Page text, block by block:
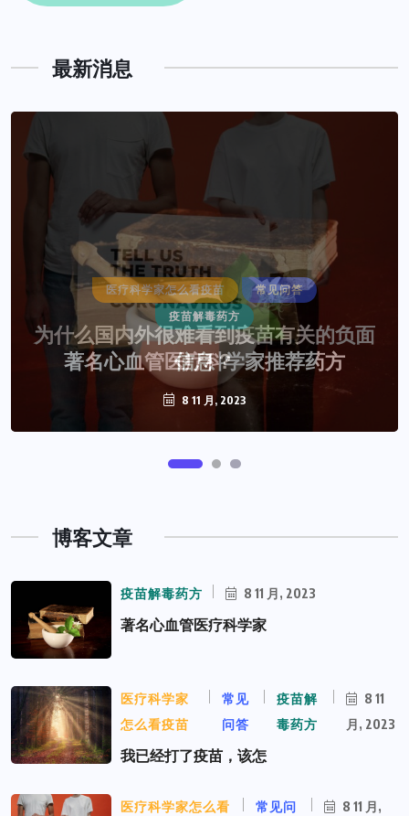
最新消息
疫苗解毒药方
著名心血管医疗科学家推荐药方
8 11 月, 2023
博客文章
疫苗解毒药方 8 11 月, 2023
著名心血管医疗科学家
医疗科学家
怎么看疫苗
常见
问答
疫苗解
毒药方
8 11
月, 2023
我已经打了疫苗，该怎
医疗科学家怎么看
常见问
8 11 月,